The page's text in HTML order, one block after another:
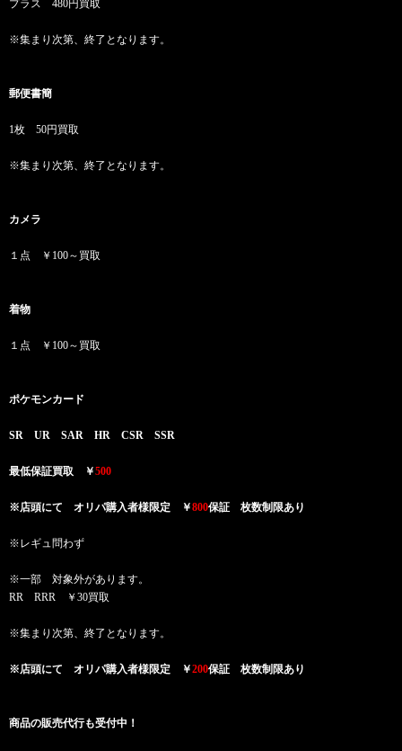
プラス 480円買取
※集まり次第、終了となります。
郵便書簡
1枚 50円買取
※集まり次第、終了となります。
カメラ
１点 ￥100～買取
着物
１点 ￥100～買取
ポケモンカード
SR UR SAR HR CSR SSR
最低保証買取 ￥500
※店頭にて オリパ購入者様限定 ￥800保証 枚数制限あり
※レギュ問わず
※一部 対象外があります。
RR RRR ￥30買取
※集まり次第、終了となります。
※店頭にて オリパ購入者様限定 ￥200保証 枚数制限あり
商品の販売代行も受付中！